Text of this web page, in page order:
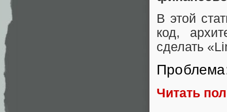
В этой
код,
сделать
Читать